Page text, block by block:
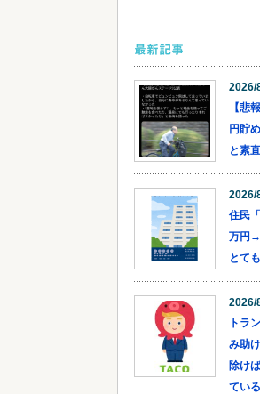
最新記事
2026/
【悲
円貯
と素
2026/
住民
万円
とて
2026/
トラ
み助
除け
ている